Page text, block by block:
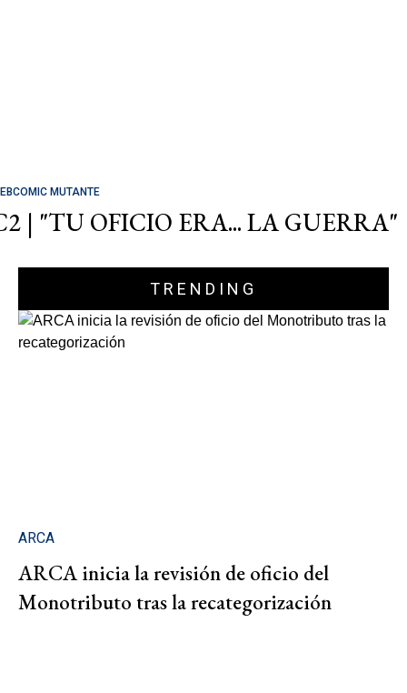
MUTANTE
| "TU OFICIO ERA... LA GUERRA"
TRENDING
ARCA
ARCA inicia la revisión de oficio del
Monotributo tras la recategorización